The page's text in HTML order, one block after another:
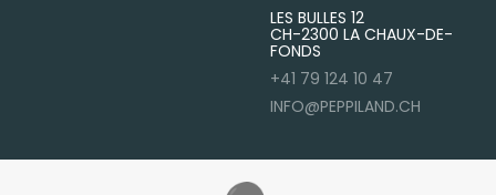
LES BULLES 12
CH-2300 LA CHAUX-DE-
FONDS
+41 79 124 10 47
INFO@PEPPILAND.CH